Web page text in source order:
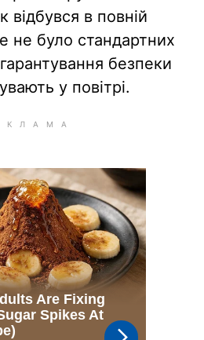
відбувся в повній
не було стандартних
безпеки
у повітрі.